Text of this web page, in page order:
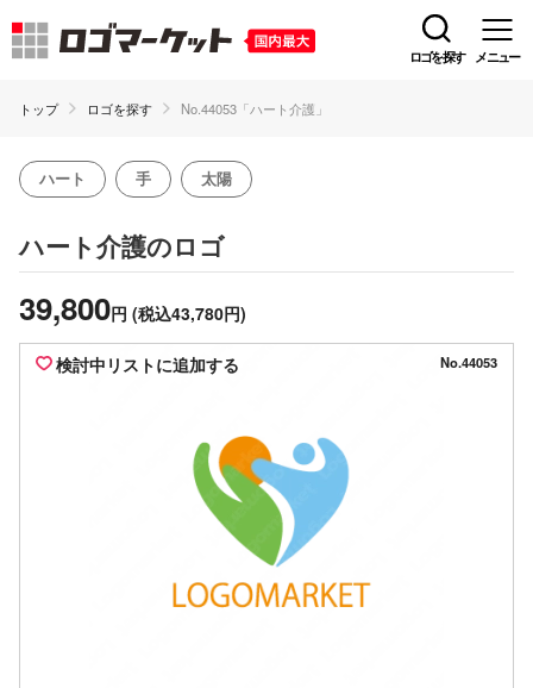
ロゴを探す メニュー
トップ ロゴを探す No.44053「ハート介護」
ハート 手 太陽
ハート介護のロゴ
39,800円 (税込43,780円)
検討中リストに追加する No.44053